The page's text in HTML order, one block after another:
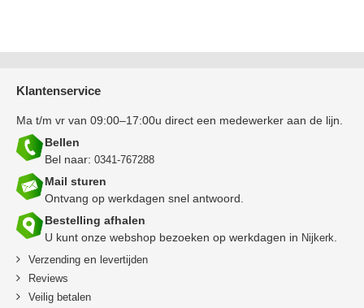
Klantenservice
Ma t/m vr van 09:00–17:00u direct een medewerker aan de lijn.
Bellen
Bel naar: 0341-767288
Mail sturen
Ontvang op werkdagen snel antwoord.
Bestelling afhalen
U kunt onze webshop bezoeken op werkdagen in Nijkerk
Verzending en levertijden
Reviews
Veilig betalen